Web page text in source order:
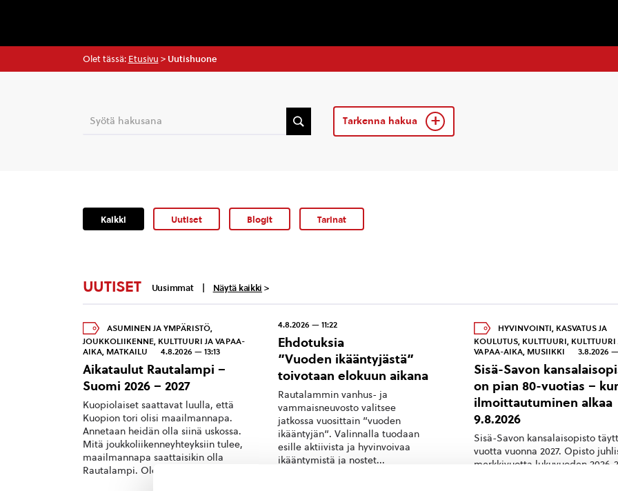
Olet tässä: Etusivu > Uutishuone
Tarkenna hakua
Kaikki Uutiset Blogit Tarinat
UUTISET Uusimmat Näytä kaikki >
ASUMINEN JA YMPÄRISTÖ,
JOUKKOLIIKENNE, KULTTUURI JA VAPAA-
AIKA, MATKAILU 4.8.2026 — 13:13
Aikataulut Rautalampi –
Suomi 2026 – 2027
Kuopiolaiset saattavat luulla, että
Kuopion tori olisi maailmannapa.
Annetaan heidän olla siinä uskossa.
Mitä joukkoliikenneyhteyksiin tulee,
maailmannapa saattaisikin olla
Rautalampi. Olemme päivittä...
4.8.2026 — 11:22
Ehdotuksia
”Vuoden ikääntyjästä”
toivotaan elokuun aikana
Rautalammin vanhus- ja
vammaisneuvosto valitsee
jatkossa vuosittain ”vuoden
ikääntyjän”. Valinnalla tuodaan
esille aktiivista ja hyvinvoivaa
ikääntymistä ja nostet...
HYVINVOINTI KASVATUS JA
KOULUTUS, KULTTUURI, KULTTUURI
VAPAA-AIKA, MUSIIKKI 3.8.2026 —
Sisä-Savon
on pian 80-vuotias –
ilmoittautuminen alkaa
9.8.2026
Sisä-Savon kansalaisopisto
vuotta vuonna 2027. Opisto
merkkivuotta lukuvuoden 2026-